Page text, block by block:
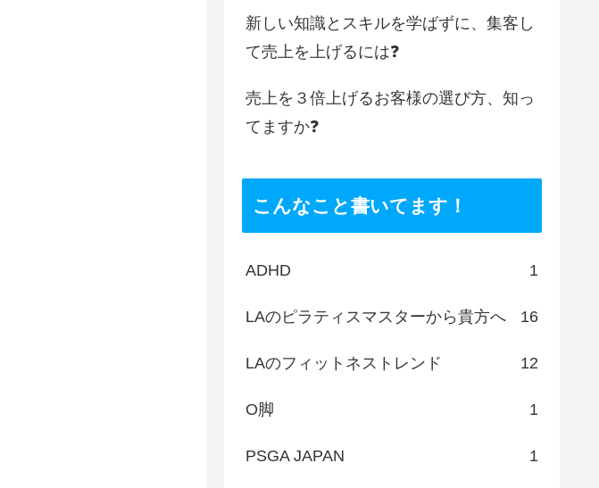
新しい知識とスキルを学ばずに、集客し
て売上を上げるには❓
売上を３倍上げるお客様の選び方、知っ
てますか❓
こんなこと書いてます！
ADHD 1
LAのピラティスマスターから貴方へ 16
LAのフィットネストレンド 12
O脚 1
PSGA JAPAN 1